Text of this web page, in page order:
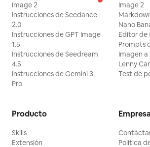
Image 2
Instrucciones de Seedance
2.0
Instrucciones de GPT Image
1.5
Instrucciones de Seedream
4.5
Instrucciones de Gemini 3
Pro
Image 2
Nano
Editor de
Prompts
Imagen
Lenny
Test de
Producto
Skills
Extensión
Empresa
Política